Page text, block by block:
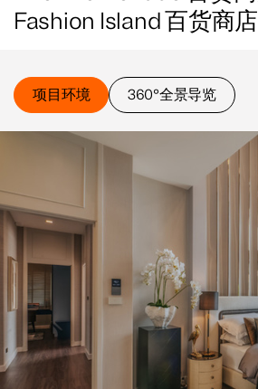
Fashion Island 百货商店
项目环境 360°全景导览